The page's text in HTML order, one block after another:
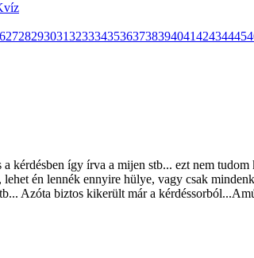
27282930313233343536373839404142434445
kérdésben így írva a mijen stb... ezt nem
lehet én lennék ennyire hülye, vagy csak
Azóta biztos kikerült már a